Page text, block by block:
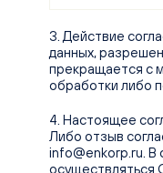
сетей, либо
3. Действие
данных,
прекращается с
обработки либо
4. Настоящее
Либо отзыв
info@enkorp.ru. В
осуществляться